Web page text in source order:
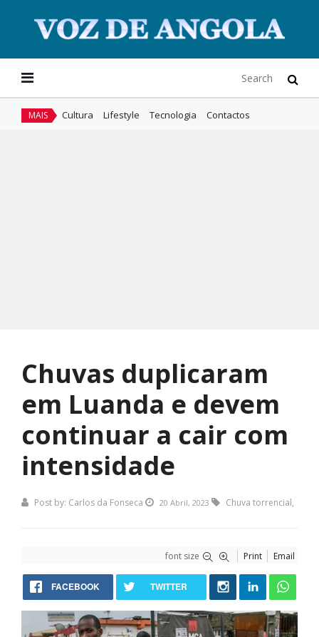
MAIS Cultura Lifestyle Tecnologia Contactos
Chuvas duplicaram
em Luanda e devem
continuar a cair com
intensidade
Post by: Carlos da Fonseca 20 Abril, 2023 Chuva torrencial,
font size Print Email
FACEBOOK TWITTER